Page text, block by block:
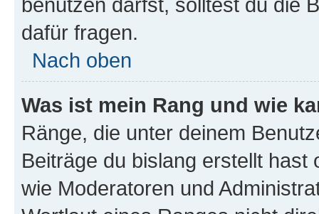
dafür fragen.
Nach oben
Was ist mein Rang und wie
Ränge, die unter deinem
Beiträge du bislang erstellt
wie Moderatoren und